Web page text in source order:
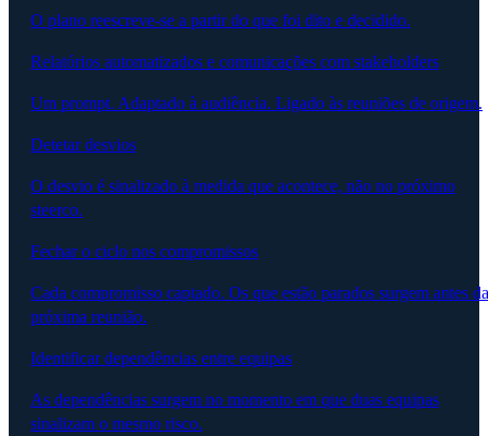
O plano reescreve-se a partir do que foi dito e decidido.
Relatórios automatizados e comunicações com stakeholders
Um prompt. Adaptado à audiência. Ligado às reuniões de origem.
Detetar desvios
O desvio é sinalizado à medida que acontece, não no próximo
steerco.
Fechar o ciclo nos compromissos
Cada compromisso captado. Os que estão parados surgem antes da
próxima reunião.
Identificar dependências entre equipas
As dependências surgem no momento em que duas equipas
sinalizam o mesmo risco.